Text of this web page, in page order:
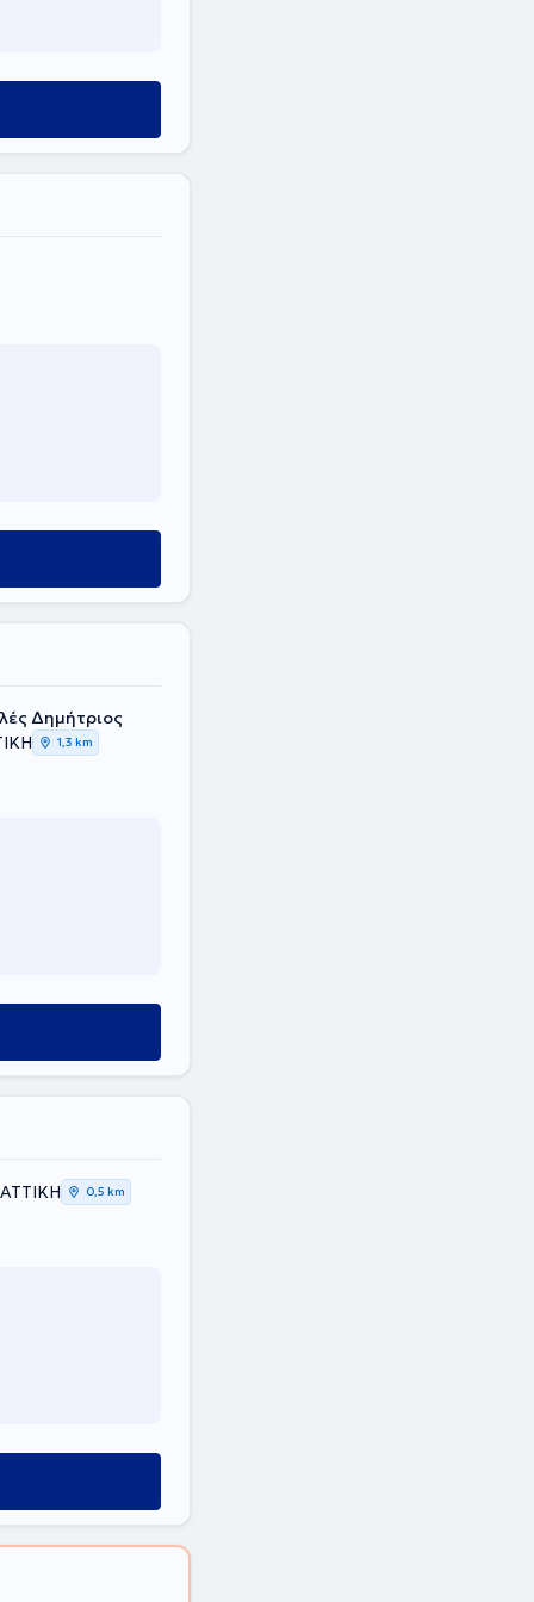
Δημήτριος
1,3 km
0,5 km